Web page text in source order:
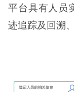
平台具有人员
迹追踪及回溯